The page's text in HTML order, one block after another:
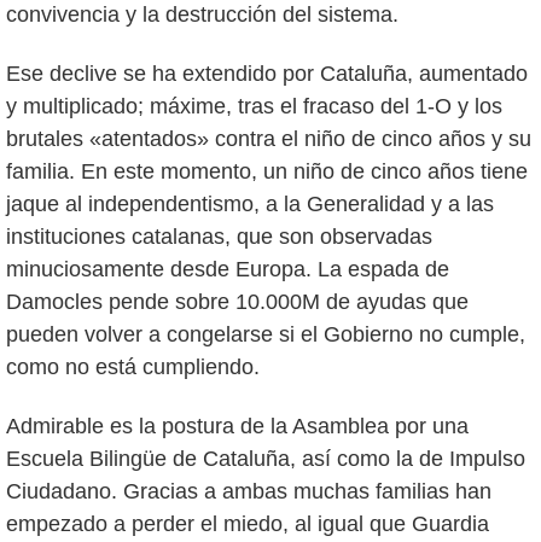
convivencia y la destrucción del sistema.
Ese declive se ha extendido por Cataluña, aumentado
y multiplicado; máxime, tras el fracaso del 1-O y los
brutales «atentados» contra el niño de cinco años y su
familia. En este momento, un niño de cinco años tiene
jaque al independentismo, a la Generalidad y a las
instituciones catalanas, que son observadas
minuciosamente desde Europa. La espada de
Damocles pende sobre 10.000M de ayudas que
pueden volver a congelarse si el Gobierno no cumple,
como no está cumpliendo.
Admirable es la postura de la Asamblea por una
Escuela Bilingüe de Cataluña, así como la de Impulso
Ciudadano. Gracias a ambas muchas familias han
empezado a perder el miedo, al igual que Guardia